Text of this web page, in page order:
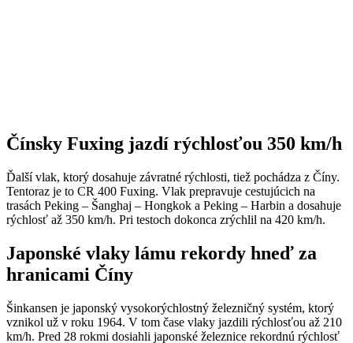
Čínsky Fuxing jazdí rýchlosťou 350 km/h
Ďalší vlak, ktorý dosahuje závratné rýchlosti, tiež pochádza z Číny.
Tentoraz je to CR 400 Fuxing. Vlak prepravuje cestujúcich na
trasách Peking – Šanghaj – Hongkok a Peking – Harbin a dosahuje
rýchlosť až 350 km/h. Pri testoch dokonca zrýchlil na 420 km/h.
Japonské vlaky lámu rekordy hneď za
hranicami Číny
Šinkansen je japonský vysokorýchlostný železničný systém, ktorý
vznikol už v roku 1964. V tom čase vlaky jazdili rýchlosťou až 210
km/h. Pred 28 rokmi dosiahli japonské železnice rekordnú rýchlosť